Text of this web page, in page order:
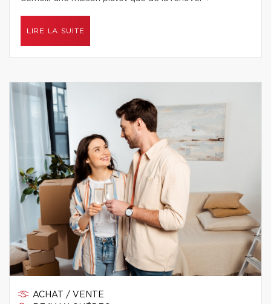
LIRE LA SUITE
ACHAT / VENTE